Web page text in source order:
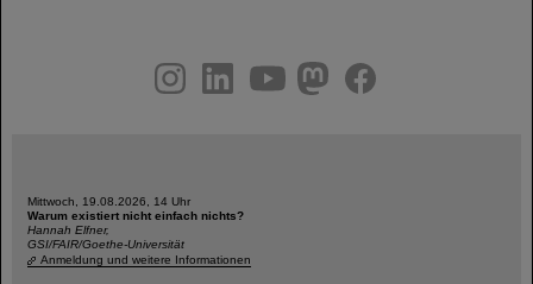
youtubehelmholtz.socialfacebook
Mittwoch, 19.08.2026, 14 Uhr
Warum existiert nicht einfach nichts?
Hannah Elfner,
GSI/FAIR/Goethe-Universität
Anmeldung und weitere Informationen